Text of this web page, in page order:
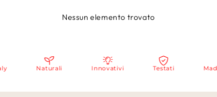
Nessun elemento trovato
Naturali Innovativi Testati Made